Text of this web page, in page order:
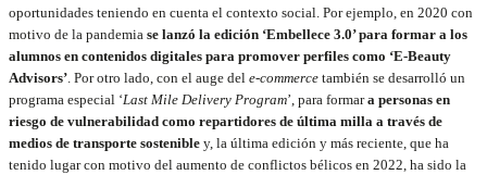
oportunidades teniendo en cuenta el contexto social. Por ejemplo, en 2020 con
motivo de la pandemia se lanzó la edición ‘Embellece 3.0’ para formar a los
alumnos en contenidos digitales para promover perfiles como ‘E-Beauty
Advisors’ . Por otro lado, con el auge del e-commerce también se desarrolló un
programa especial ‘Last Mile Delivery Program’, para formara personas en
riesgo de vulnerabilidad como repartidores de última milla a través de
medios de transporte sostenible y, la última edición y más reciente, que ha
tenido lugar con motivo del aumento de conflictos bélicos en 2022, ha sido la